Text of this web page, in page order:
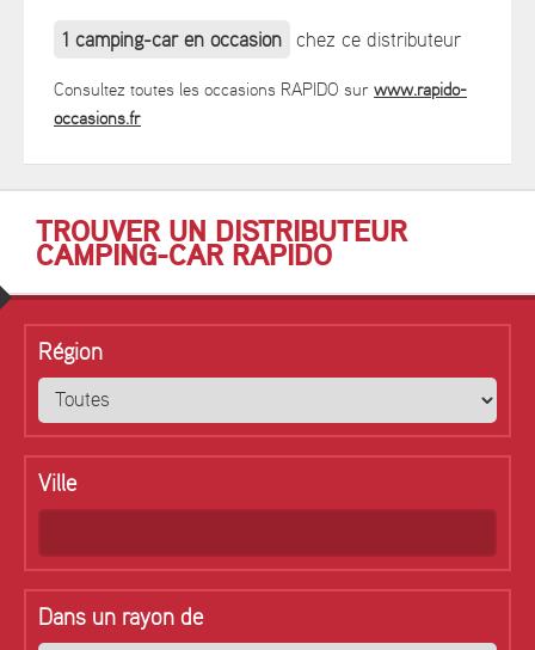
1 camping-car en occasion chez ce distributeur
Consultez toutes les occasions RAPIDO sur www.rapido-
occasions.fr
TROUVER UN DISTRIBUTEUR
CAMPING-CAR RAPIDO
Région
Ville
Dans un rayon de